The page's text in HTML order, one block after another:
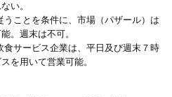
い。
ことを条件に、市場（パザール）は
。週末は不可。
食サービス企業は、平日及び週末７時
を用いて営業可能。